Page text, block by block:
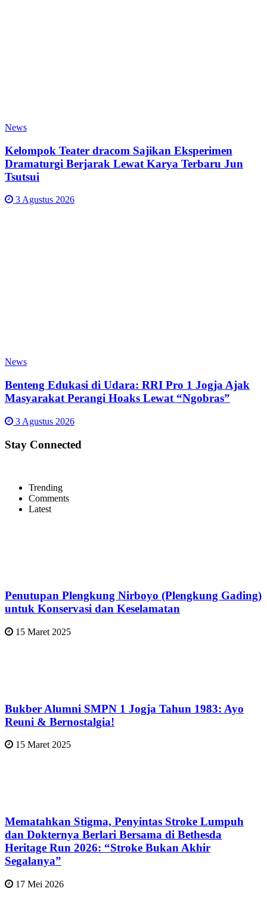
News
Kelompok Teater dracom Sajikan Eksperimen
Dramaturgi Berjarak Lewat Karya Terbaru Jun
Tsutsui
3 Agustus 2026
News
Benteng Edukasi di Udara: RRI Pro 1 Jogja Ajak
Masyarakat Perangi Hoaks Lewat “Ngobras”
3 Agustus 2026
Stay Connected
Trending
Comments
Latest
Penutupan Plengkung Nirboyo (Plengkung Gading)
untuk Konservasi dan Keselamatan
15 Maret 2025
Bukber Alumni SMPN 1 Jogja Tahun 1983: Ayo
Reuni & Bernostalgia!
15 Maret 2025
Mematahkan Stigma, Penyintas Stroke Lumpuh
dan Dokternya Berlari Bersama di Bethesda
Heritage Run 2026: “Stroke Bukan Akhir
Segalanya”
17 Mei 2026